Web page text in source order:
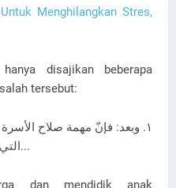
Menghilangkan Stres,
disajikan beberapa
tersebut:
١. وبعد: فإنّ مهمة صلاح
التي يشترك في القيام بها الأب والأم...
dan mendidik anak